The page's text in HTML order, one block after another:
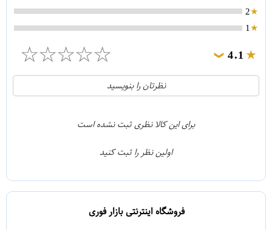
2
1
4.1
❯
☆
☆
☆
☆
☆
21
1
نظرتان را بنویسید
برای این کالا نظری ثبت نشده است
اولین نظر را ثبت کنید
فروشگاه اینترنتی بازار فوری